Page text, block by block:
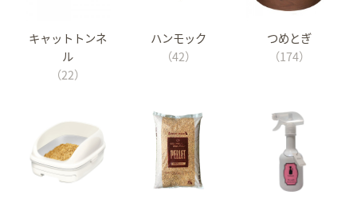
キャットトンネ
ル
（22）
ハンモック
（42）
つめとぎ
（174）